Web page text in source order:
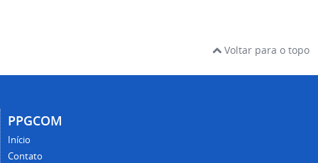
Voltar para o topo
PPGCOM
Início
Contato